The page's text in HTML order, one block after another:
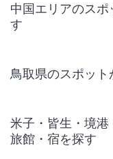
中国エリアのス
す
鳥取県のスポッ
米子・皆生・境港
旅館・宿を探す